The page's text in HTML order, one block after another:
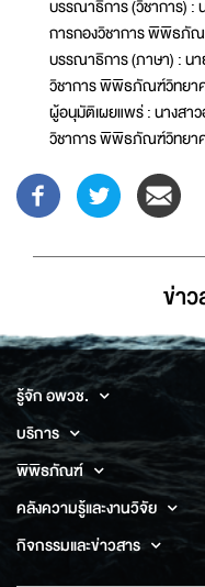
บรรณาธิการ (วิชาการ) :
การกองวิชาการ พิพิธภั
บรรณาธิการ (ภาษา) : น
วิชาการ พิพิธภัณฑ์วิทยา
ผู้อนุมัติเผยแพร่ : นางสา
วิชาการ พิพิธภัณฑ์วิทยา
ข่า
รู้จัก อพวช.
บริการ
พิพิธภัณฑ์
คลังความรู้และงานวิจัย
กิจกรรมและข่าวสาร